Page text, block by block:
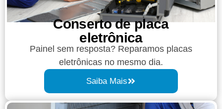
Conserto de placa
eletrônica
Painel sem resposta? Reparamos placas
eletrônicas no mesmo dia.
Saiba Mais